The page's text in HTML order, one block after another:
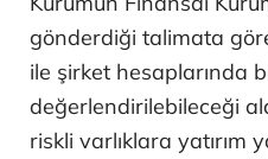
gönderdiği talimata
ile şirket hesaplarında
değerlendirilebileceği
riskli varlıklara yatırım